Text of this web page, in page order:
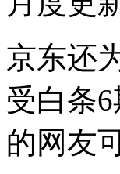
京东还
受白条
的网友